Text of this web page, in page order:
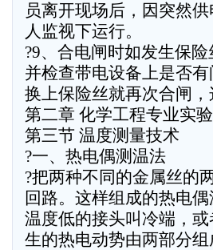
员离开现场后，因突然
人监视下运行。
?9、合电闸时如发生保
并检查带电设备上是否
换上保险丝就再次合闸
第二章 化学工程专业实
第三节 温度测量技术
?一、热电偶测温法
?把两种不同的金属丝的
回路。这样组成的热电
温度低的接头叫冷端，
生的热电动势由两部分